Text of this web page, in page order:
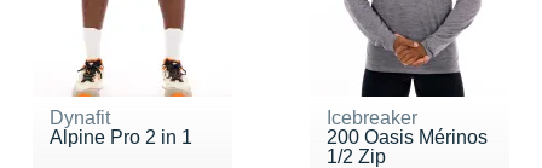
Dynafit
Alpine Pro 2 in 1
Icebreaker
200 Oasis Mérinos
1/2 Zip